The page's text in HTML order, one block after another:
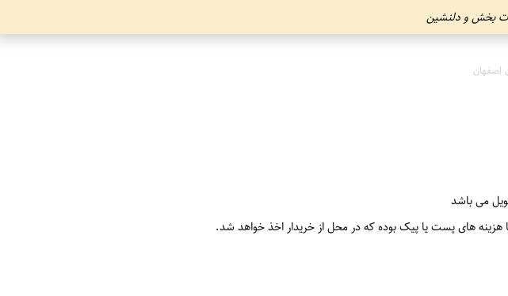
بخش و دلنشین
اصفهان
می باشد
هزینه های پست یا پیک بوده که در محل از خریدار اخذ خواهد شد.